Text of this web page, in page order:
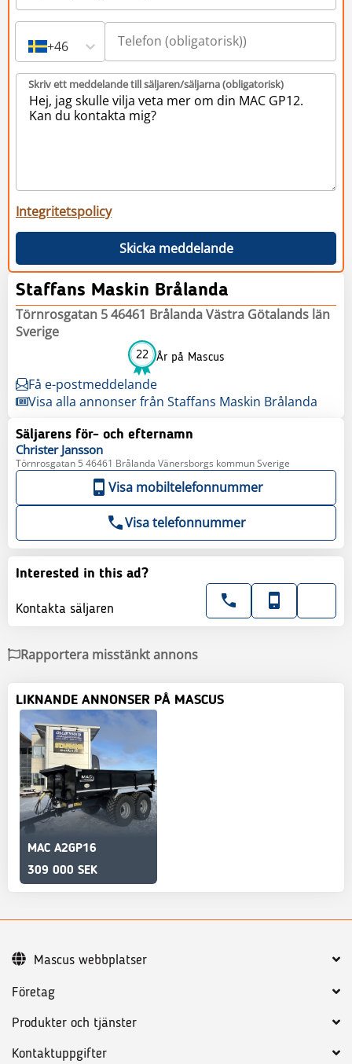
+46
Skriv ett meddelande till säljaren/säljarna (obligatorisk)
Integritetspolicy
Skicka meddelande
Staffans Maskin Brålanda
Törnrosgatan 5 46461 Brålanda Västra Götalands län
Sverige
22 År på Mascus
Få e-postmeddelande
Visa alla annonser från Staffans Maskin Brålanda
Säljarens för- och efternamn
Christer Jansson
Törnrosgatan 5 46461 Brålanda Vänersborgs kommun Sverige
Visa mobiltelefonnummer
Visa telefonnummer
Interested in this ad?
Kontakta säljaren
Rapportera misstänkt annons
LIKNANDE ANNONSER PÅ MASCUS
MAC A2GP16
309 000 SEK
Företag
Produkter och tjänster
Kontaktuppgifter
Mascus webbplatser